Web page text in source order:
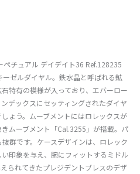
チュアル デイデイト36 Ref.128235
ゼルダイヤル。鉄水晶と呼ばれる鉱
特有の模様が入っており、エバーロー
デックスにセッティングされたダイヤ
ょう。ムーブメントにはロレックスが
ムーブメント「Cal.3255」が搭載。パ
群です。ケースデザインは、ロレック
印象を与え、腕にフィットするミドル
られてきたプレジデントブレスのデザ